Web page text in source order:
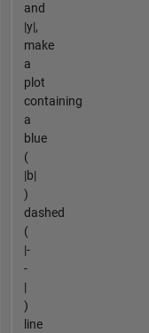
and
|y|,
make
a
plot
containing
a
blue
(
|b|
)
dashed
(
|-
-
|
)
line